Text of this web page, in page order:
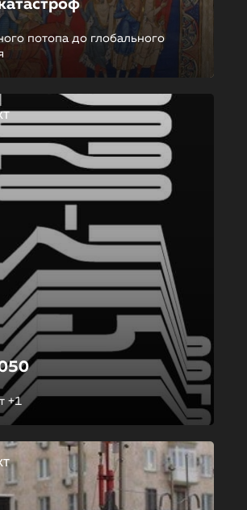
потопа до глобального
+1